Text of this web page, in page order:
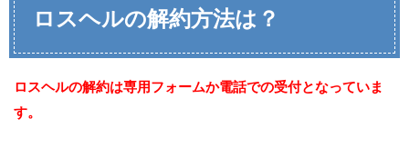
ロスヘルの解約方法は？
ロスヘルの解約は専用フォームか電話での受付となっていま
す。